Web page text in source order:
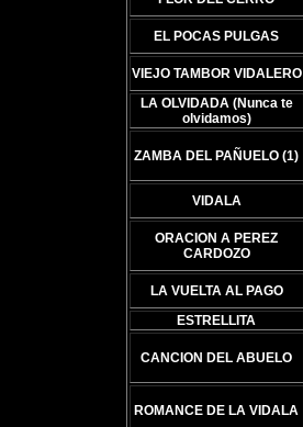
EL POCAS PULGAS
VIEJO TAMBOR VIDALERO
LA OLVIDADA (Nunca te
olvidamos)
ZAMBA DEL PAÑUELO (1)
VIDALA
ORACION A PEREZ
CARDOZO
LA VUELTA AL PAGO
ESTRELLITA
CANCION DEL ABUELO
ROMANCE DE LA VIDALA